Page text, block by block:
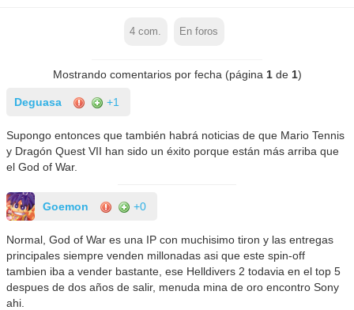
4 com. En foros
Mostrando comentarios por fecha (página 1de 1)
Deguasa +1
Supongo entonces que también habrá noticias de que Mario Tennis
y Dragón Quest VII han sido un éxito porque están más arriba que
el God of War.
Goemon +0
Normal, God of War es una IP con muchisimo tiron y las entregas
principales siempre venden millonadas asi que este spin-off
tambien iba a vender bastante, ese Helldivers 2 todavia en el top 5
despues de dos años de salir, menuda mina de oro encontro Sony
ahi.